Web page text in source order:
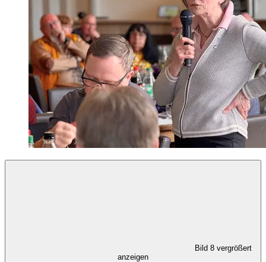
Bild 8 vergrößert
anzeigen